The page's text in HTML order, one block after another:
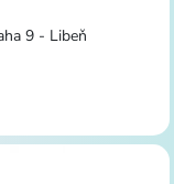
9 - Libeň